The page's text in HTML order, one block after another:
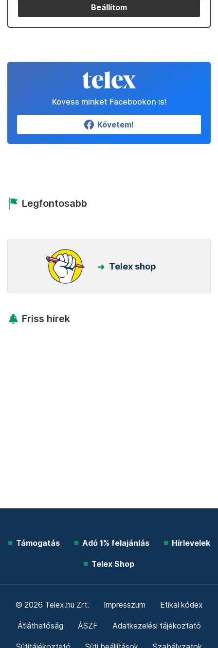
Beállítom
Kövess minket Facebookon is!
Követem!
Legfontosabb
Telex shop
Friss hírek
Támogatás Adó 1% felajánlás Hírlevelek
Telex Shop
© 2026 Telex.hu Zrt. Impresszum Etikai kódex
Átláthatóság ÁSZF Adatkezelési tájékoztató